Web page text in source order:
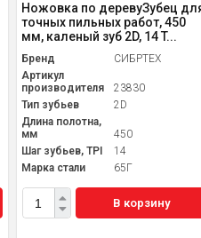
Ножовка по деревуЗубец
точных пильных работ, 450
мм, каленый зуб 2D, 14 T...
Бренд
СИБРТЕХ
Артикул
производителя
23830
Тип зубьев
2D
Длина полотна,
мм
450
Шаг зубьев, TPI
14
Марка стали
65Г
В корзину